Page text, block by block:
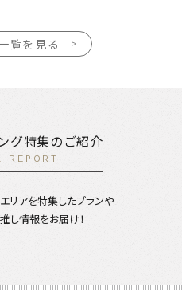
覧を見る
グ特集のご紹介
REPORT
リアを特集したプランや
し情報をお届け！